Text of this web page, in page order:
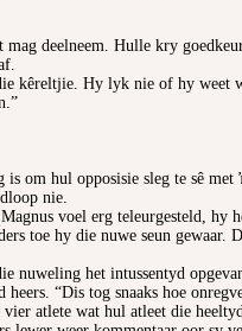
deelneem. Hulle kry
kêreltjie. Hy lyk nie of hy weet
is om hul opposisie sleg te sê
nie.
voel erg teleurgesteld, hy
toe hy die nuwe seun gewaar.
nuweling het intussentyd
“Dis tog snaaks hoe
atlete wat hul atleet die